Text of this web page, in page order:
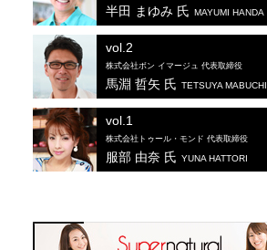
半田 まゆみ 氏 MAYUMI HANDA
vol.2
株式会社ボン イマージュ 代表取締役
馬淵 哲矢 氏 TETSUYA MABUCHI
vol.1
株式会社トゥール・モンド 代表取締役
服部 由奈 氏 YUNA HATTORI